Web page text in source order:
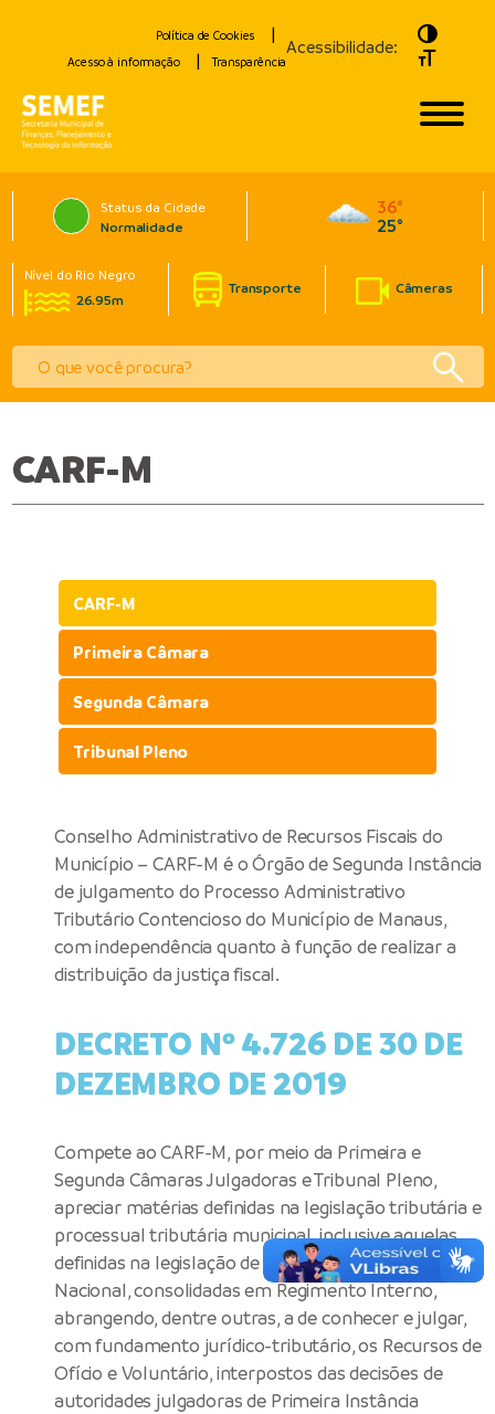
Política de Cookies
Acesso à informação
Transparência
Acessibilidade:
Toggle
Toggle
Status da Cidade
Normalidade
36°
25°
Nível do Rio Negro
26.95m
Transporte Câmeras
CARF-M
CARF-M
Primeira Câmara
Segunda Câmara
Tribunal Pleno
Conselho Administrativo de Recursos Fiscais do
Município – CARF-M é o Órgão de Segunda Instância
de julgamento do Processo Administrativo
Tributário Contencioso do Município de Manaus,
com independência quanto à função de realizar a
distribuição da justiça fiscal.
DECRETO Nº 4.726 DE 30 DE
DEZEMBRO DE 2019
Compete ao CARF-M, por meio da Primeira e
Segunda Câmaras Julgadoras e Tribunal Pleno,
apreciar matérias definidas na legislação tributária e
processual tributária municipal, inclusive aquelas
definidas na legislação de regência do Simples
Nacional, consolidadas em Regimento Interno,
abrangendo, dentre outras, a de conhecer e julgar,
com fundamento jurídico-tributário, os Recursos de
Ofício e Voluntário, interpostos das decisões de
autoridades julgadoras de Primeira Instância